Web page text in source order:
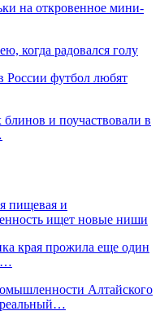
на откровенное мини-
когда радовался голу
России футбол любят
и поучаствовали в
пищевая и
ищет новые ниши
края прожила еще один
Алтайского